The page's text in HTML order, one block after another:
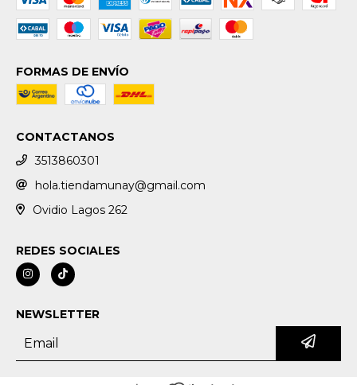
FORMAS DE ENVÍO
CONTACTANOS
3513860301
hola.tiendamunay@gmail.com
Ovidio Lagos 262
REDES SOCIALES
NEWSLETTER